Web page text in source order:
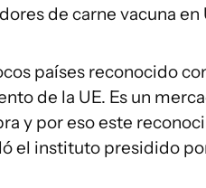
de carne vacuna en
países reconocido
de la UE. Es un
y por eso este
el instituto presidido